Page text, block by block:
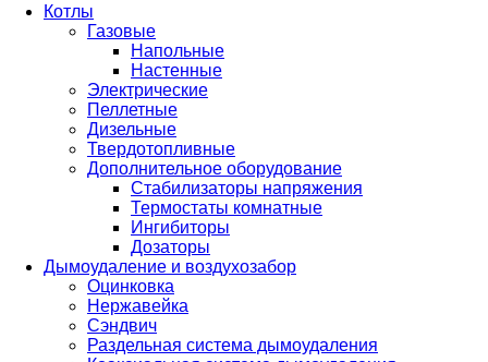
Котлы
Газовые
Напольные
Настенные
Электрические
Пеллетные
Дизельные
Твердотопливные
Дополнительное оборудование
Стабилизаторы напряжения
Термостаты комнатные
Ингибиторы
Дозаторы
Дымоудаление и воздухозабор
Оцинковка
Нержавейка
Сэндвич
Раздельная система дымоудаления